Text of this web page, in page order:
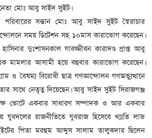
মোঃ আবু সাইদ সুইট।
পরিবারের সন্তান মোঃ আবু সাইদ সুইট স্বৈরাচার
সময় ডিটেশন সহ ১০মাস কারাভোগ করেছেন।
হাসিনার দুঃশাসনকাল যাবজ্জীবন কারাদণ্ড প্রাপ্ত আবু
মামলার আসামী হয়ে বহুবার কারাভোগ করেছেন।
ও বৈষম্য বিরোধী ছাত্র গণআন্দোলন গণঅভ্যুত্থানে
সাথে নেতৃত্ব দিয়েছেন। আবু সাইদ সুইট সিরাজগঞ্জ
ভোটে একবার সাধারণ সম্পাদক ও আর একবার
যুবদলের রাজনীতিতে যুবরাজ হিসেবে খ্য্যতি লাভ
পিতা মরহুম আব্দুস সালাম তালুকদার ছিলেন